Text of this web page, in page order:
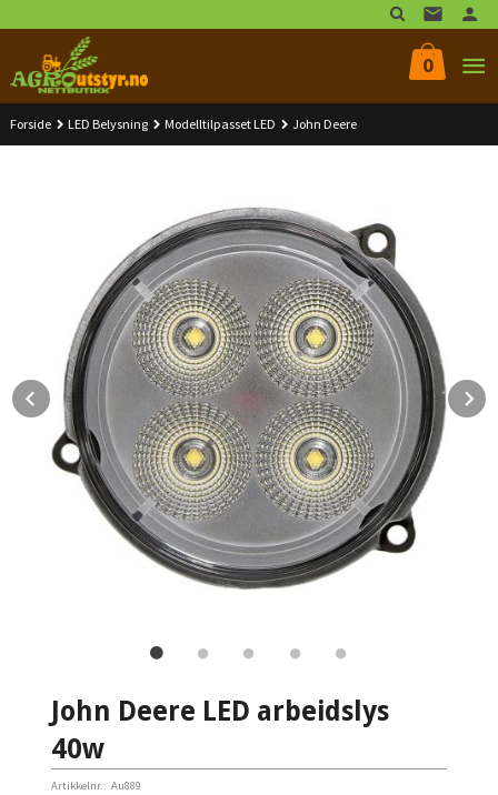
til
innholdet
0
Forside LED Belysning Modelltilpasset LED John Deere
Prev
John Deere LED arbeidslys
40w
Artikkelnr.: Au889